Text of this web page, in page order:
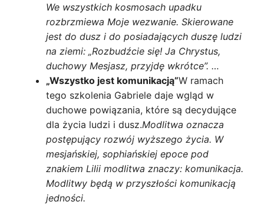
We wszystkich kosmosach upadku
rozbrzmiewa Moje wezwanie. Skierowane
jest do dusz i do posiadających duszę ludzi
na ziemi: „Rozbudźcie się! Ja Chrystus,
duchowy Mesjasz, przyjdę wkrótce”. …
„Wszystko jest komunikacją”W ramach
tego szkolenia Gabriele daje wgląd w
duchowe powiązania, które są decydujące
dla życia ludzi i dusz.Modlitwa oznacza
postępujący rozwój wyższego życia. W
mesjańskiej, sophiańskiej epoce pod
znakiem Lilii modlitwa znaczy: komunikacja.
Modlitwy będą w przyszłości komunikacją
jedności.